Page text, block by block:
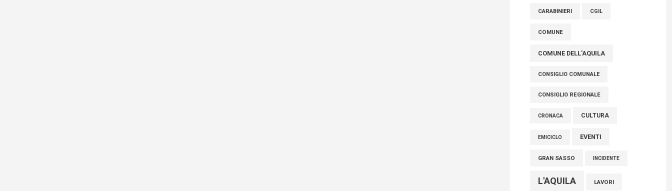
CARABINIERI CGIL
COMUNE
COMUNE DELL'AQUILA
CONSIGLIO COMUNALE
CONSIGLIO REGIONALE
CRONACA CULTURA
EMICICLO EVENTI
GRAN SASSO INCIDENTE
L'AQUILA LAVORI